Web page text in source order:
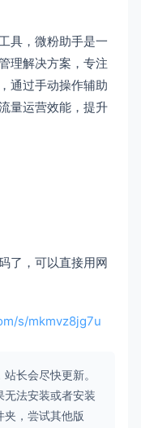
具，微粉助手是一
理解决方案，专注
通过手动操作辅助
量运营效能，提升
了，可以直接用网
s/mkmvz8jg7u
长会尽快更新。
无法安装或者安装
夹，尝试其他版